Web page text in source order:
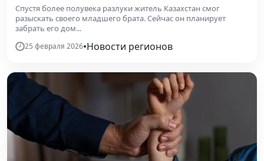
Спустя более полувека разлуки житель Казахстан смог
разыскать своего младшего брата. Сейчас он планирует
забрать его дом...
25 февраля 2026•Новости регионов